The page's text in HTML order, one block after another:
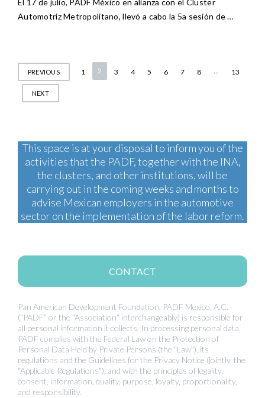
El 17 de julio, PADF México en alianza con el Cluster
Automotriz Metropolitano, llevó a cabo la 5a sesión de …
Posts
pagination
PREVIOUS 1 2 3 4 5 6 7 8 … 13
NEXT
This space is at your disposal to inform you of the
activities that the PADF, together with the INA,
the clusters, and other institutions, will be
carrying out in the coming weeks and months to
advise Mexican employers in the automotive
sector on the implementation of the labor reform.
CONTACT
Pan American Development Foundation, PADF Mexico, A.C.
(“PADF” or the “Association” interchangeably) is responsible for
all personal information it collects. In processing personal data,
PADF complies with the Federal Law on the Protection of
Personal Data Held by Private Persons (the "Law"), its
regulations and the Guidelines for the Privacy Notice (jointly, the
"Applicable Regulations"), and with the principles of legality,
consent, information, quality, purpose, loyalty, proportionality,
and responsibility.